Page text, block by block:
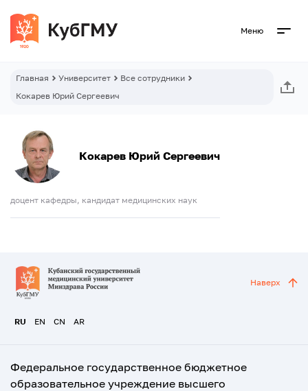
Меню
Главная Университет
Все сотрудники
Кокарев Юрий Сергеевич
Кокарев Юрий Сергеевич
доцент кафедры, кандидат медицинских наук
RU EN CN AR
Наверх
Федеральное государственное бюджетное
образовательное учреждение высшего